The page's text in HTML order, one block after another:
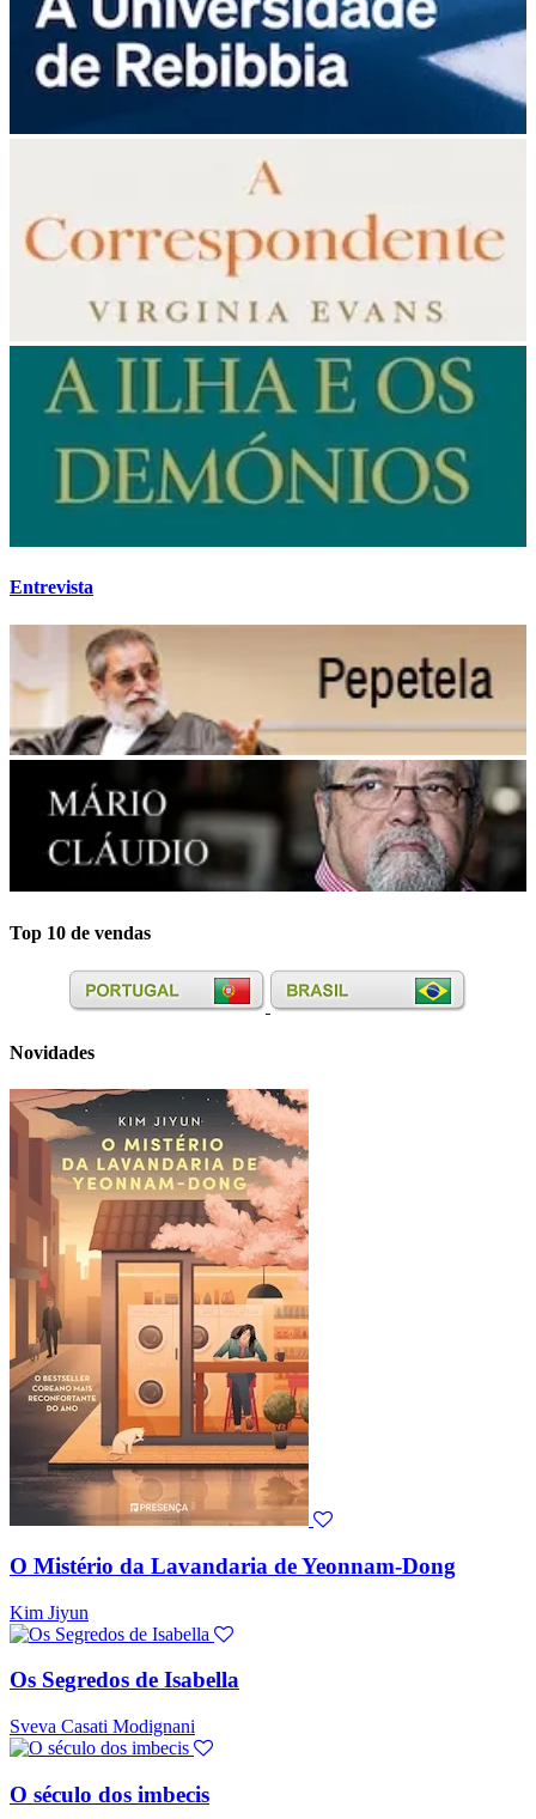
Entrevista
Top 10 de vendas
Novidades
O Mistério da Lavandaria de Yeonnam-Dong
Kim Jiyun
Os Segredos de Isabella
Sveva Casati Modignani
O século dos imbecis